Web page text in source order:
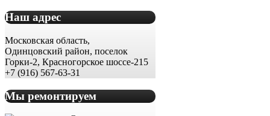
Наш адрес
Московская область,
Одинцовский район, поселок
Горки-2, Красногорское шоссе-215
+7 (916) 567-63-31
Мы ремонтируем